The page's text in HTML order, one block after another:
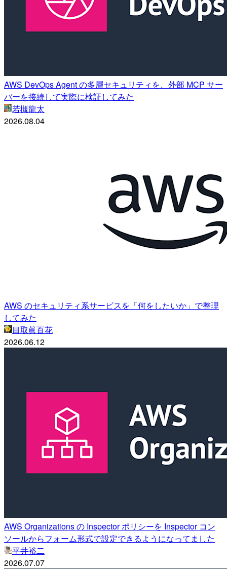
AWS DevOps Agent の多層セキュリティを、外部 MCP サー
バーを接続して実際に検証してみた
若槻龍太
2026.08.04
AWS のセキュリティ系サービスを「何をしたいか」で整理
してみた
目取眞百花
2026.06.12
AWS Organizations の Inspector ポリシーを Inspector コン
ソールからフォーム形式で設定できるようになってました
平井裕二
2026.07.07